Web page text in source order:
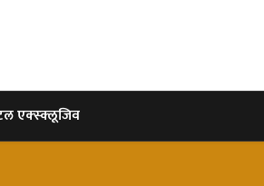
एक्स्क्लूजिव